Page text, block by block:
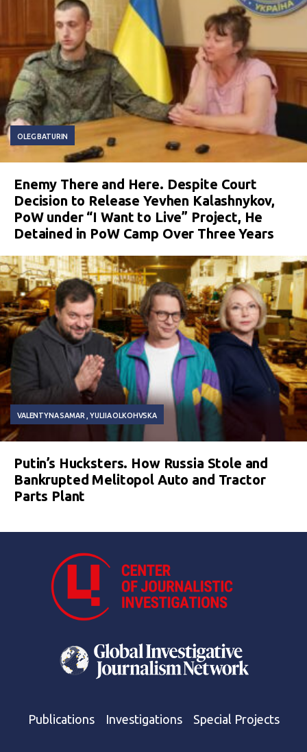
OLEG BATURIN
Enemy There and Here. Despite Court
Decision to Release Yevhen Kalashnykov,
PoW under “I Want to Live” Project, He
Detained in PoW Camp Over Three Years
VALENTYNA SAMAR YULIIA OLKOHVSKA
Putin’s Hucksters. How Russia Stole and
Bankrupted Melitopol Auto and Tractor
Parts Plant
Publications Investigations Special Projects